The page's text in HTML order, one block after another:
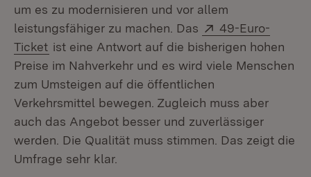
um es zu modernisieren und vor allem
leistungsfähiger zu machen. Das
Extern:
49-Euro-
Ticket (Öffnet in neuem Fenster)
ist eine Antwort auf die bisherigen hohen
Preise im Nahverkehr und es wird viele Menschen
zum Umsteigen auf die öffentlichen
Verkehrsmittel bewegen. Zugleich muss aber
auch das Angebot besser und zuverlässiger
werden. Die Qualität muss stimmen. Das zeigt die
Umfrage sehr klar.